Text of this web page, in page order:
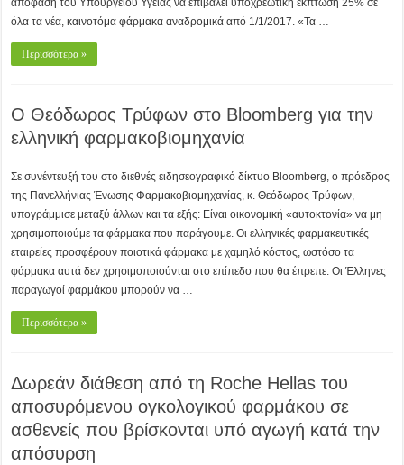
απόφαση του Υπουργείου Υγείας να επιβάλει υποχρεωτική έκπτωση 25% σε
όλα τα νέα, καινοτόμα φάρμακα αναδρομικά από 1/1/2017. «Τα …
Περισσότερα »
Ο Θεόδωρος Τρύφων στο Bloomberg για την
ελληνική φαρμακοβιομηχανία
Σε συνέντευξή του στο διεθνές ειδησεογραφικό δίκτυο Bloomberg, ο πρόεδρος
της Πανελλήνιας Ένωσης Φαρμακοβιομηχανίας, κ. Θεόδωρος Τρύφων,
υπογράμμισε μεταξύ άλλων και τα εξής: Είναι οικονομική «αυτοκτονία» να μη
χρησιμοποιούμε τα φάρμακα που παράγουμε. Οι ελληνικές φαρμακευτικές
εταιρείες προσφέρουν ποιοτικά φάρμακα με χαμηλό κόστος, ωστόσο τα
φάρμακα αυτά δεν χρησιμοποιούνται στο επίπεδο που θα έπρεπε. Οι Έλληνες
παραγωγοί φαρμάκου μπορούν να …
Περισσότερα »
Δωρεάν διάθεση από τη Roche Hellas του
αποσυρόμενου ογκολογικού φαρμάκου σε
ασθενείς που βρίσκονται υπό αγωγή κατά την
απόσυρση